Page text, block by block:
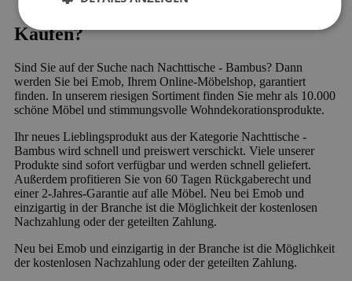
Kaufen?
Sind Sie auf der Suche nach Nachttische - Bambus? Dann
werden Sie bei Emob, Ihrem Online-Möbelshop, garantiert
finden. In unserem riesigen Sortiment finden Sie mehr als 10.000
schöne Möbel und stimmungsvolle Wohndekorationsprodukte.
Ihr neues Lieblingsprodukt aus der Kategorie Nachttische -
Bambus wird schnell und preiswert verschickt. Viele unserer
Produkte sind sofort verfügbar und werden schnell geliefert.
Außerdem profitieren Sie von 60 Tagen Rückgaberecht und
einer 2-Jahres-Garantie auf alle Möbel. Neu bei Emob und
einzigartig in der Branche ist die Möglichkeit der kostenlosen
Nachzahlung oder der geteilten Zahlung.
Neu bei Emob und einzigartig in der Branche ist die Möglichkeit
der kostenlosen Nachzahlung oder der geteilten Zahlung.